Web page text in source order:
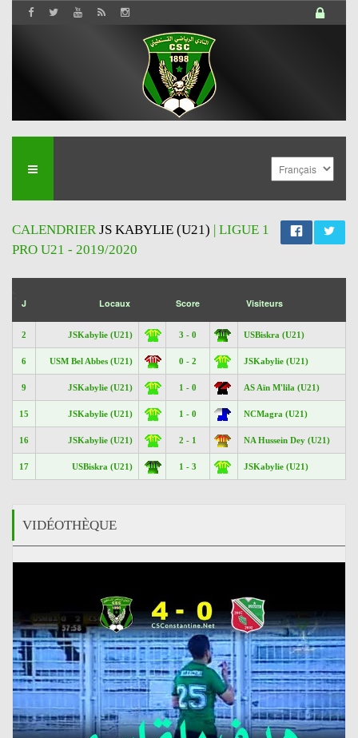
CALENDRIERJS KABYLIE (U21) | LIGUE 1
PRO U21 - 2019/2020
J Locaux Score Visiteurs
2 JSKabylie (U21) 3 - 0 USBiskra (U21)
6 USM Bel Abbes (U21) 0 - 2 JSKabylie (U21)
9 JSKabylie (U21) 1 - 0 AS Aïn M'lila (U21)
15 JSKabylie (U21) 1 - 0 NCMagra (U21)
16 JSKabylie (U21) 2 - 1 NA Hussein Dey (U21)
17 USBiskra (U21) 1 - 3 JSKabylie (U21)
VIDÉOTHÈQUE